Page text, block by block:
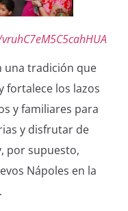
una tradición que
fortalece los lazos
y familiares para
y disfrutar de
por supuesto,
Nápoles en la